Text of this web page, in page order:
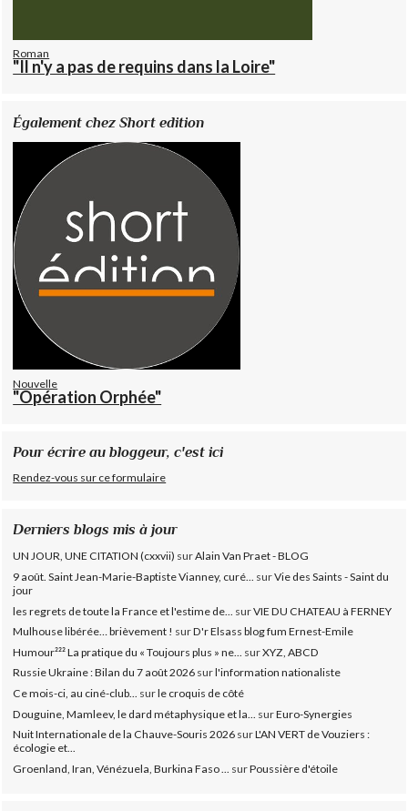
Roman
"Il n'y a pas de requins dans la Loire"
Également chez Short edition
Nouvelle
"Opération Orphée"
Pour écrire au bloggeur, c'est ici
Rendez-vous sur ce formulaire
Derniers blogs mis à jour
UN JOUR, UNE CITATION (cxxvii) surAlain Van Praet - BLOG
9 août. Saint Jean-Marie-Baptiste Vianney, curé...
surVie des Saints - Saint du
jour
les regrets de toute la France et l'estime de...
surVIE DU CHATEAU à FERNEY
Mulhouse libérée… brièvement ! surD'r Elsass blog fum Ernest-Emile
Humour²²² La pratique du « Toujours plus » ne...
surXYZ, ABCD
Russie Ukraine : Bilan du 7 août 2026 surl'information nationaliste
Ce mois-ci, au ciné-club... surle croquis de côté
Douguine, Mamleev, le dard métaphysique et la...
surEuro-Synergies
Nuit Internationale de la Chauve-Souris 2026 surL'AN VERT de Vouziers :
écologie et...
Groenland, Iran, Vénézuela, Burkina Faso ...
surPoussière d'étoile